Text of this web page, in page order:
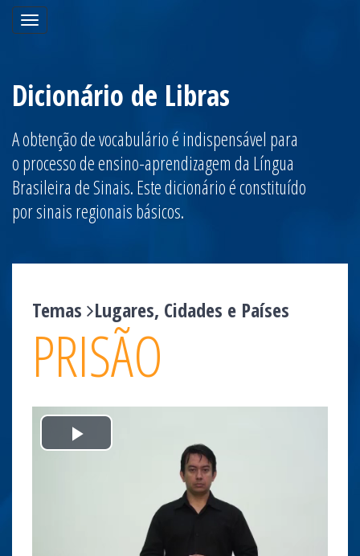
Toggle
navigation
Dicionário de Libras
A obtenção de vocabulário é indispensável para
o processo de ensino-aprendizagem da Língua
Brasileira de Sinais. Este dicionário é constituído
por sinais regionais básicos.
Temas Lugares, Cidades e Países
PRISÃO
Play